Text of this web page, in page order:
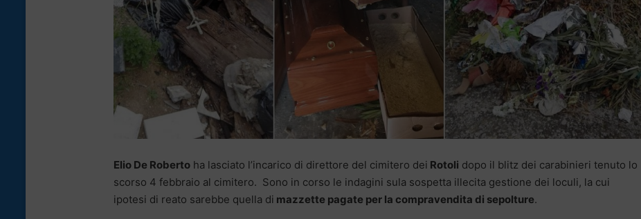
Elio De Roberto ha lasciato l’incarico di direttore del cimitero dei Rotoli dopo il blitz dei carabinieri tenuto lo
scorso 4 febbraio al cimitero. Sono in corso le indagini sula sospetta illecita gestione dei loculi, la cui
ipotesi di reato sarebbe quella di mazzette pagate per la compravendita di sepolture.